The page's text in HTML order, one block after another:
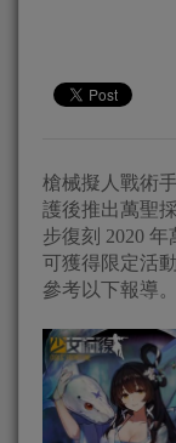
槍械擬人戰術
護後推出萬聖
步復刻 2020
可獲得限定活
參考以下報導。